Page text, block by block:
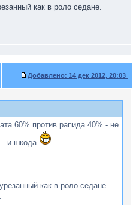
как в роло седане.
Добавлено: 14 дек 2012, 20:03
60% против рапида 40% - не
и шкода
как в роло седане.